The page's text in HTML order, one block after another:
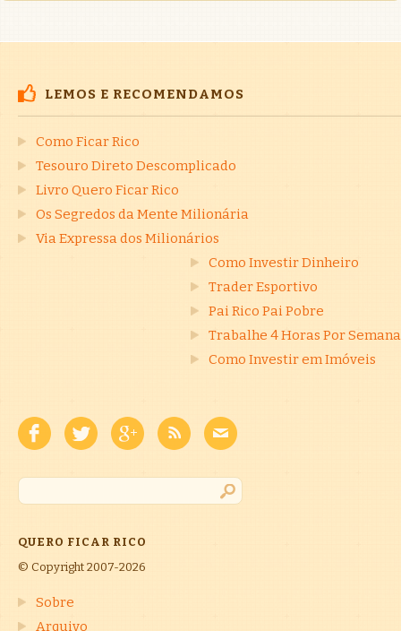
LEMOS E RECOMENDAMOS
Como Ficar Rico
Tesouro Direto Descomplicado
Livro Quero Ficar Rico
Os Segredos da Mente Milionária
Via Expressa dos Milionários
Como Investir Dinheiro
Trader Esportivo
Pai Rico Pai Pobre
Trabalhe 4 Horas Por Semana
Como Investir em Imóveis
QUERO FICAR RICO
© Copyright 2007-2026
Sobre
Arquivo